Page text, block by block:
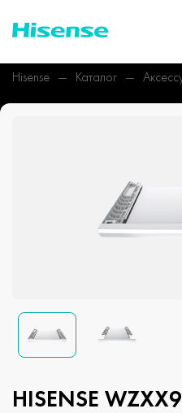
Hisense Каталог
HISENSE